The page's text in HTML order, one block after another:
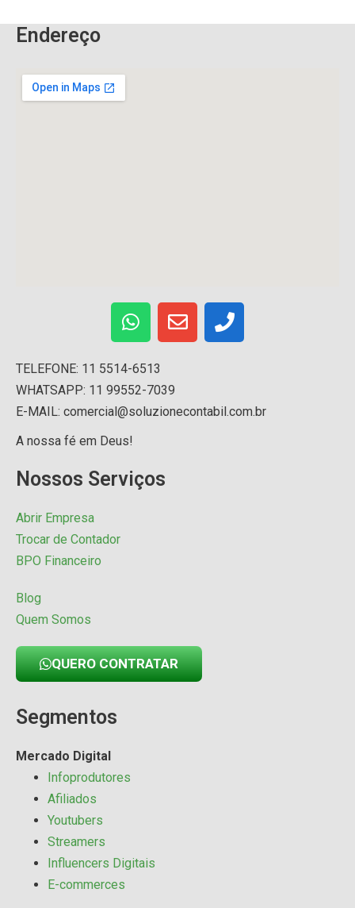
Endereço
TELEFONE: 11 5514-6513
WHATSAPP: 11 99552-7039
E-MAIL: comercial@soluzionecontabil.com.br
A nossa fé em Deus!
Nossos Serviços
Abrir Empresa
Trocar de Contador
BPO Financeiro
Blog
Quem Somos
QUERO CONTRATAR
Segmentos
Mercado Digital
Infoprodutores
Afiliados
Youtubers
Streamers
Influencers Digitais
E-commerces